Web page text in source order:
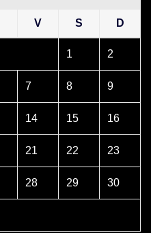
V S D
1 2
7 8 9
14 15 16
21 22 23
28 29 30